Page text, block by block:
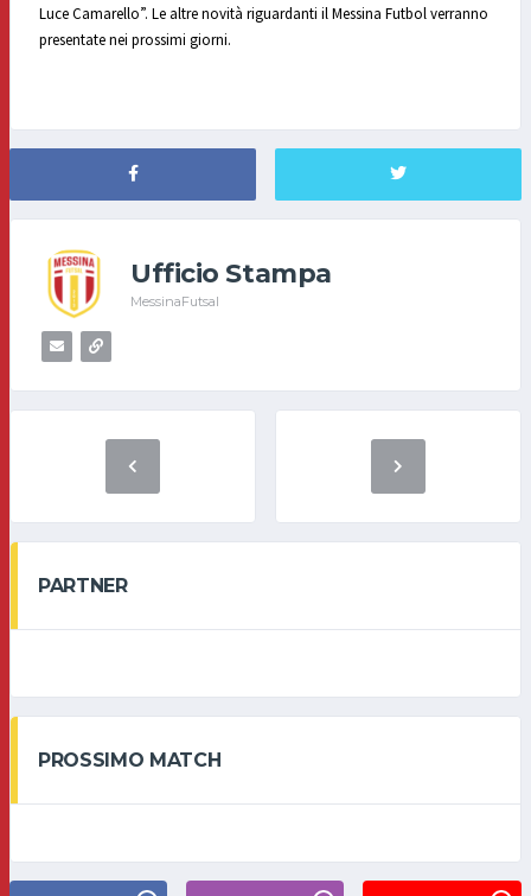
Luce Camarello”. Le altre novità riguardanti il Messina Futbol verranno
presentate nei prossimi giorni.
Ufficio Stampa
MessinaFutsal
PARTNER
PROSSIMO MATCH